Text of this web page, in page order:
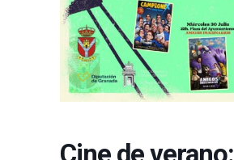
Cine de verano: